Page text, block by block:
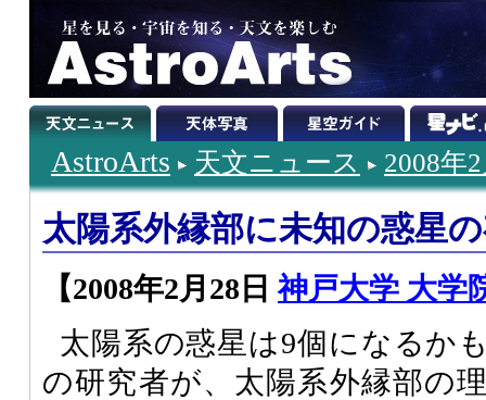
AstroArts 天文ニュース 2008年
太陽系外縁部に未知の惑星
【2008年2月28日神戸大学 大学
太陽系の惑星は9個になるか
の研究者が、太陽系外縁部の